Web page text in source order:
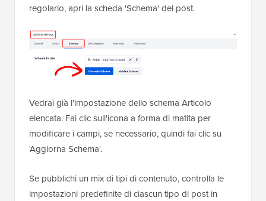
regolarlo, apri la scheda 'Schema' del post.
Vedrai già l'impostazione dello schema Articolo
elencata. Fai clic sull'icona a forma di matita per
modificare i campi, se necessario, quindi fai clic su
'Aggiorna Schema'.
Se pubblichi un mix di tipi di contenuto, controlla le
impostazioni predefinite di ciascun tipo di post in